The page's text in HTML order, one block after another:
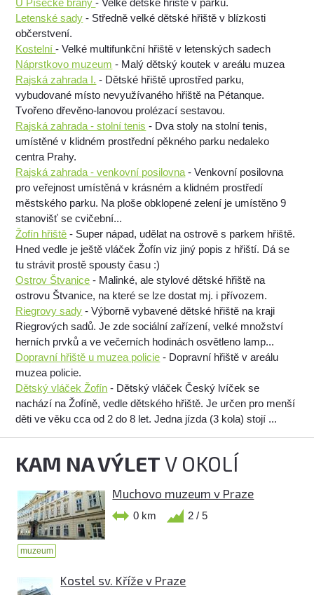
Letenské sady - Středně velké dětské hřiště v blízkosti
občerstvení.
Kostelní- Velké multifunkční hřiště v letenských sadech
Náprstkovo muzeum - Malý dětský koutek v areálu muzea
Rajská zahrada I. - Dětské hřiště uprostřed parku,
vybudované místo nevyužívaného hřiště na Pétanque.
Tvořeno dřevěno-lanovou prolézací sestavou.
Rajská zahrada - stolní tenis - Dva stoly na stolní tenis,
umístěné v klidném prostřední pěkného parku nedaleko
centra Prahy.
Rajská zahrada - venkovní posilovna - Venkovní posilovna
pro veřejnost umístěná v krásném a klidném prostředí
městského parku. Na ploše obklopené zelení je umístěno 9
stanovišť se cvičební...
Žofín hřiště - Super nápad, udělat na ostrově s parkem hřiště.
Hned vedle je ještě vláček Žofín viz jiný popis z hřiští. Dá se
tu strávit prostě spousty času :)
Ostrov Štvanice - Malinké, ale stylové dětské hřiště na
ostrovu Štvanice, na které se lze dostat mj. i přívozem.
Riegrovy sady - Výborně vybavené dětské hřiště na kraji
Riegrových sadů. Je zde sociální zařízení, velké množství
herních prvků a ve večerních hodinách osvětleno lamp...
Dopravní hřiště u muzea policie - Dopravní hřiště v areálu
muzea policie.
Dětský vláček Žofín - Dětský vláček Český lvíček se
nachází na Žofíně, vedle dětského hřiště. Je určen pro menší
děti ve věku cca od 2 do 8 let. Jedna jízda (3 kola) stojí ...
KAM NA VÝLETV OKOLÍ
Muchovo muzeum v Praze
0 km 2 / 5
muzeum
Kostel sv. Kříže v Praze